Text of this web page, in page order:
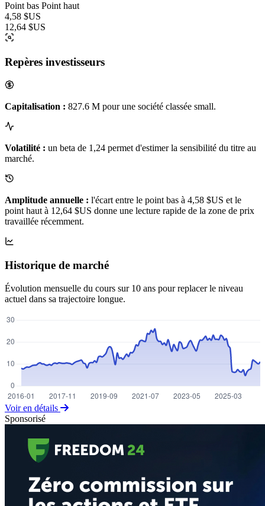
Point bas Point haut
4,58 $US
12,64 $US
Repères investisseurs
Capitalisation : 827.6 M pour une société classée small.
Volatilité : un beta de 1,24 permet d'estimer la sensibilité du titre au
marché.
Amplitude annuelle : l'écart entre le point bas à 4,58 $US et le
point haut à 12,64 $US donne une lecture rapide de la zone de prix
travaillée récemment.
Historique de marché
Évolution mensuelle du cours sur 10 ans pour replacer le niveau
actuel dans sa trajectoire longue.
Voir en détails
Sponsorisé